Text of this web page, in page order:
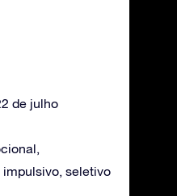
de julho
seletivo